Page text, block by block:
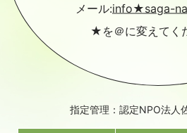
メール:info★saga-
★を＠に変えてく
指定管理：認定NPO法人